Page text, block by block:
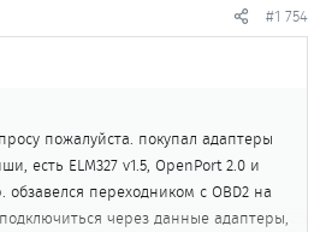
#1 754
пожалуйста. покупал адаптеры
есть ELM327 v1.5, OpenPort 2.0 и
обзавелся переходником с OBD2 на
через данные адаптеры,